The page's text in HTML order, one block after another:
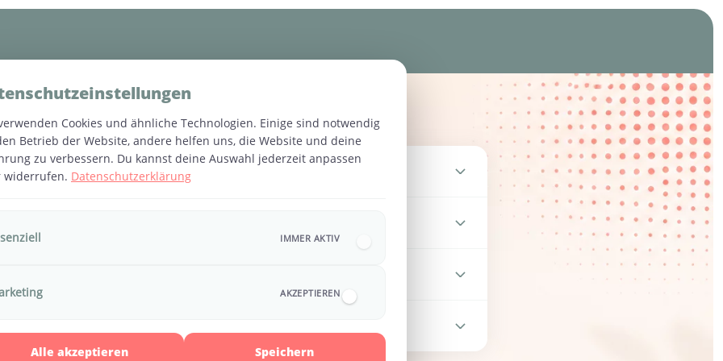
der Erste Hilfe Kurs am Baby & Kind?
mitbringen?
entspannt.
und Betreuungspersonen.
an?
Cookies und ähnliche Technologien. Einige sind notwendig
Betrieb der Website, andere helfen uns, die Website und deine
zu verbessern. Du kannst deine Auswahl jederzeit anpassen
widerrufen. Datenschutzerklärung
IMMER AKTIV
AKZEPTIEREN
Alle akzeptieren Speichern